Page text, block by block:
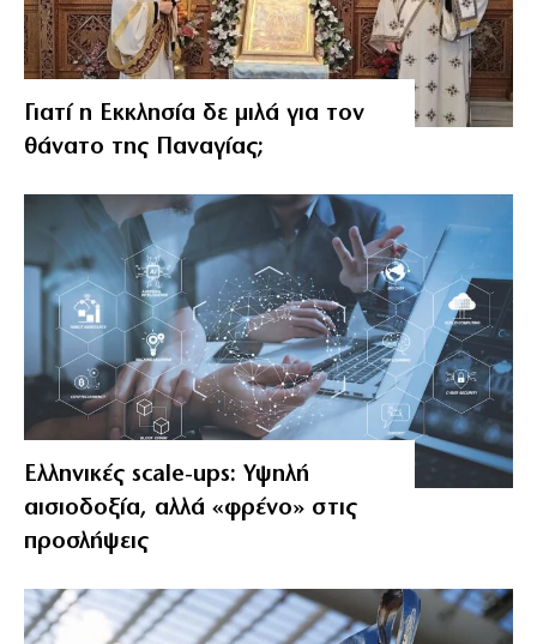
Γιατί η Εκκλησία δε μιλά για τον
θάνατο της Παναγίας;
Ελληνικές scale-ups: Υψηλή
αισιοδοξία, αλλά «φρένο» στις
προσλήψεις